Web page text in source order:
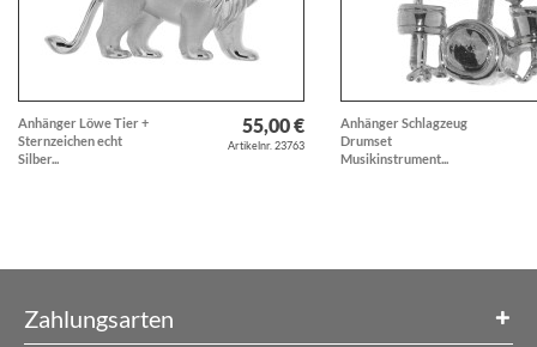
Anhänger Löwe Tier +
Sternzeichen echt
Silber...
55,00 €
Artikelnr. 23763
Anhänger Schlagzeug
Drumset
Musikinstrument...
Zahlungsarten